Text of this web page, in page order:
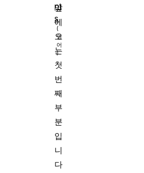
앞
에
오
는
첫
번
째
부
분
입
니
다
nt
s